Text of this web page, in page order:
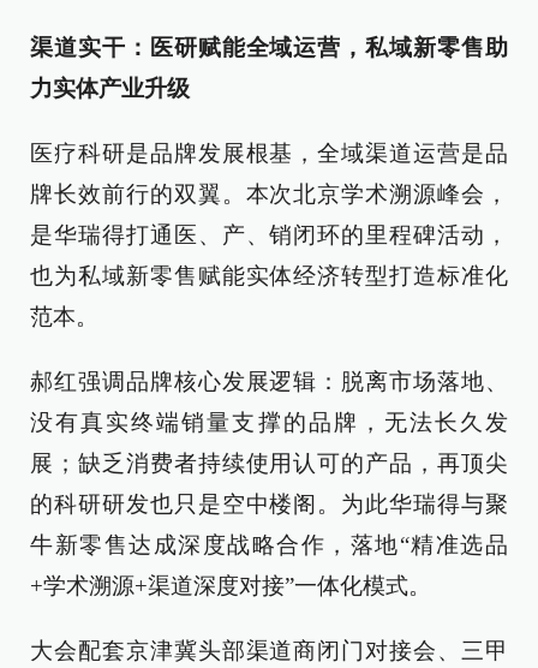
渠道实干：医研赋能全域运营，私域新零售助
力实体产业升级
医疗科研是品牌发展根基，全域渠道运营是品
牌长效前行的双翼。本次北京学术溯源峰会，
是华瑞得打通医、产、销闭环的里程碑活动，
也为私域新零售赋能实体经济转型打造标准化
范本。
郝红强调品牌核心发展逻辑：脱离市场落地、
没有真实终端销量支撑的品牌，无法长久发
展；缺乏消费者持续使用认可的产品，再顶尖
的科研研发也只是空中楼阁。为此华瑞得与聚
牛新零售达成深度战略合作，落地“精准选品
+学术溯源+渠道深度对接”一体化模式。
大会配套京津冀头部渠道商闭门对接会、三甲